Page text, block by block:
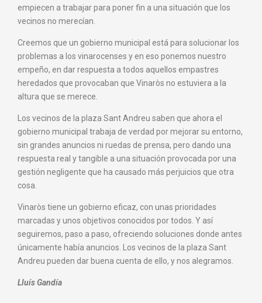
empiecen a trabajar para poner fin a una situación que los
vecinos no merecían.
Creemos que un gobierno municipal está para solucionar los
problemas a los vinarocenses y en eso ponemos nuestro
empeño, en dar respuesta a todos aquellos empastres
heredados que provocaban que Vinaròs no estuviera a la
altura que se merece.
Los vecinos de la plaza Sant Andreu saben que ahora el
gobierno municipal trabaja de verdad por mejorar su entorno,
sin grandes anuncios ni ruedas de prensa, pero dando una
respuesta real y tangible a una situación provocada por una
gestión negligente que ha causado más perjuicios que otra
cosa.
Vinaròs tiene un gobierno eficaz, con unas prioridades
marcadas y unos objetivos conocidos por todos. Y así
seguiremos, paso a paso, ofreciendo soluciones donde antes
únicamente había anuncios. Los vecinos de la plaza Sant
Andreu pueden dar buena cuenta de ello, y nos alegramos.
Lluís Gandía